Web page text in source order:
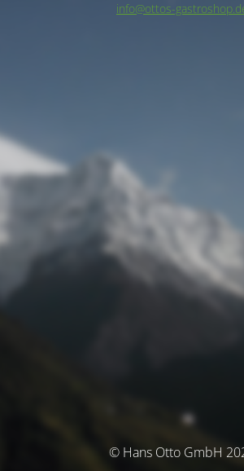
info@ottos-
© Hans Otto GmbH